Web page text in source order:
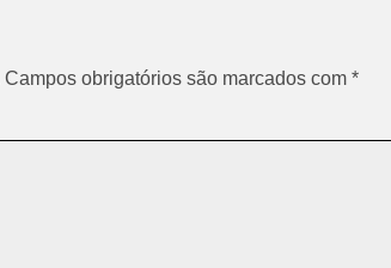
Campos obrigatórios são marcados com *